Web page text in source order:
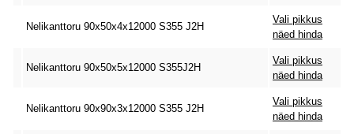
Nelikanttoru 90x50x4x12000 S355 J2H
Vali pikkus
näed hinda
Nelikanttoru 90x50x5x12000 S355J2H
Vali pikkus
näed hinda
Nelikanttoru 90x90x3x12000 S355 J2H
Vali pikkus
näed hinda